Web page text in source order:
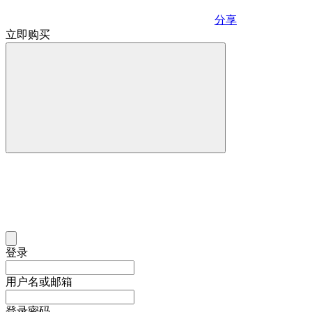
分享
立即购买
登录
用户名或邮箱